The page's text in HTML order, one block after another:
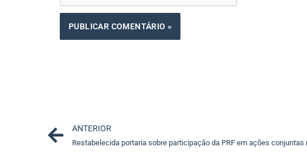
Prev
ANTERIOR
Restabelecida portaria sobre participação da PRF em ações conjuntas